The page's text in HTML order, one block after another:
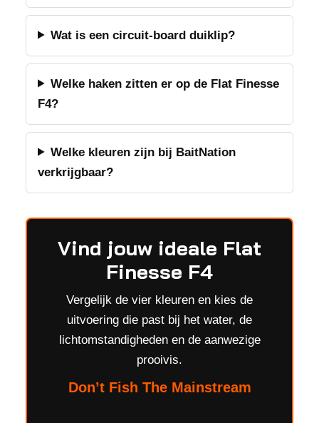
Wat is een circuit-board duiklip?
Welke haken zitten er op de Flat Finesse
F4?
Welke kleuren zijn bij BaitNation
verkrijgbaar?
Vind jouw ideale Flat
Finesse F4
Vergelijk de vier kleuren en kies de
uitvoering die past bij het water, de
lichtomstandigheden en de aanwezige
prooivis.
Don’t Fish The Mainstream